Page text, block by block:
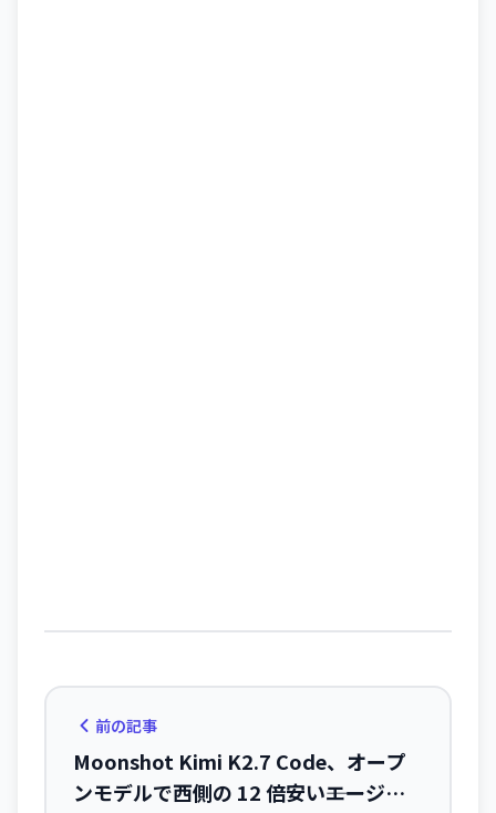
前の記事
Moonshot Kimi K2.7 Code、オープ
ンモデルで西側の 12 倍安い――エージェ